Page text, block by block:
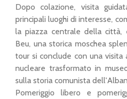
Dopo colazione, visita
principali luoghi di interesse,
la piazza centrale della città,
Beu, una storica moschea
tour si conclude con una visita
nucleare trasformato in
sulla storia comunista
Pomeriggio libero e